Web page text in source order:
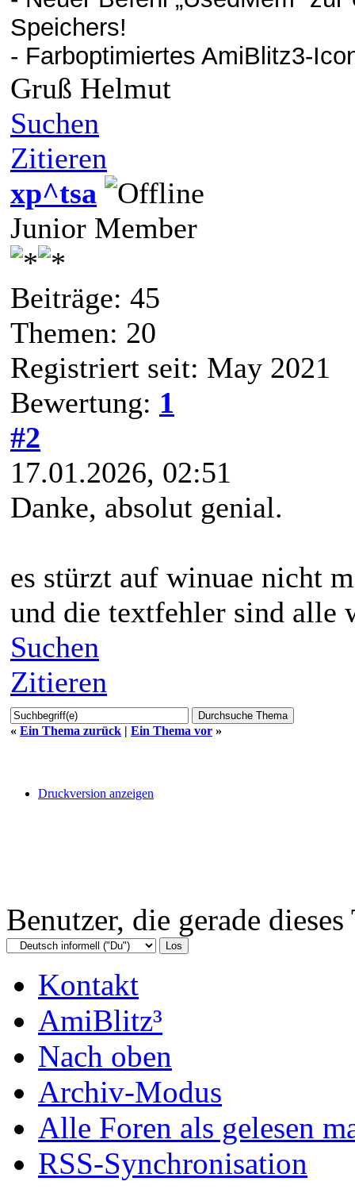
Speichers!
- Farboptimiertes AmiBlitz3-
Gruß Helmut
Suchen
Zitieren
xp^tsa
Junior Member
Beiträge: 45
Themen: 20
Registriert seit: May 2021
Bewertung: 1
#2
17.01.2026, 02:51
Danke, absolut genial.
es stürzt auf winuae nicht
und die textfehler sind alle
Suchen
Zitieren
« Ein Thema zurück | Ein Thema vor »
Druckversion anzeigen
Benutzer, die gerade
Kontakt
AmiBlitz³
Nach oben
Archiv-Modus
Alle Foren als gelesen
RSS-Synchronisation